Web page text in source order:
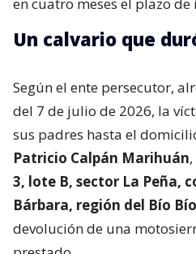
Un calvario que
Según el ente persecutor,
del 7 de julio de 2026, la
sus padres hasta el
Patricio Calpán Marihuán
3, lote B, sector La Peña,
Bárbara, región del Bío Bío
devolución de una